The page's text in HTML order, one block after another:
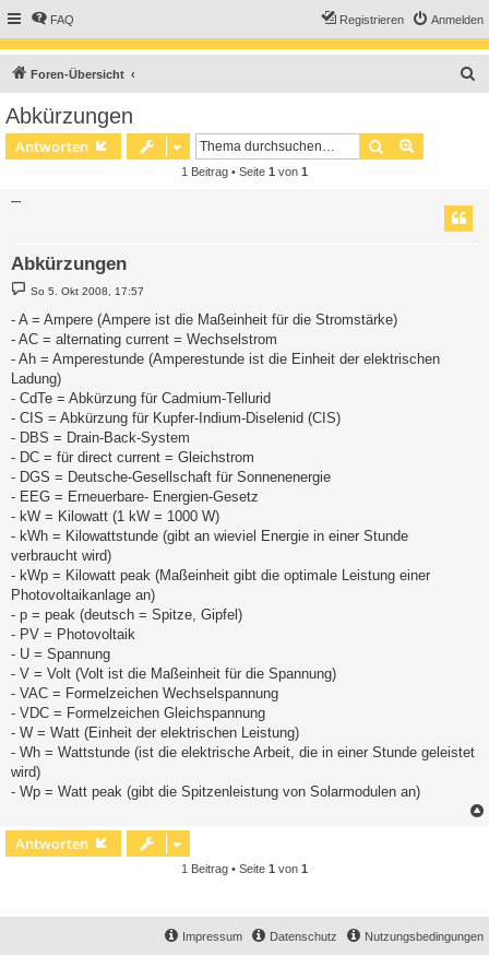
FAQ Anmelden
Registrieren
Foren-Übersicht
Abkürzungen
Antworten Suche
1 Beitrag • Seite 1 von 1
---
Abkürzungen
B
e
t
r
a
g
So 5. Okt 2008, 17:57
- A = Ampere (Ampere ist die Maßeinheit für die Stromstärke)
- AC = alternating current = Wechselstrom
- Ah = Amperestunde (Amperestunde ist die Einheit der elektrischen
Ladung)
- CdTe = Abkürzung für Cadmium-Tellurid
- CIS = Abkürzung für Kupfer-Indium-Diselenid (CIS)
- DBS = Drain-Back-System
- DC = für direct current = Gleichstrom
- DGS = Deutsche-Gesellschaft für Sonnenenergie
- EEG = Erneuerbare- Energien-Gesetz
- kW = Kilowatt (1 kW = 1000 W)
- kWh = Kilowattstunde (gibt an wieviel Energie in einer Stunde
verbraucht wird)
- kWp = Kilowatt peak (Maßeinheit gibt die optimale Leistung einer
Photovoltaikanlage an)
- p = peak (deutsch = Spitze, Gipfel)
- PV = Photovoltaik
- U = Spannung
- V = Volt (Volt ist die Maßeinheit für die Spannung)
- VAC = Formelzeichen Wechselspannung
- VDC = Formelzeichen Gleichspannung
- W = Watt (Einheit der elektrischen Leistung)
- Wh = Wattstunde (ist die elektrische Arbeit, die in einer Stunde geleistet
wird)
- Wp = Watt peak (gibt die Spitzenleistung von Solarmodulen an)
Antworten
1 Beitrag • Seite 1 von 1
Nutzungsbedingungen
Datenschutz
Impressum